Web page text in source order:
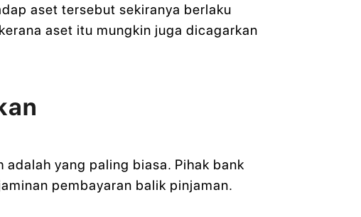
aset tersebut sekiranya berlaku
aset itu mungkin juga dicagarkan
yang paling biasa. Pihak bank
pembayaran balik pinjaman.